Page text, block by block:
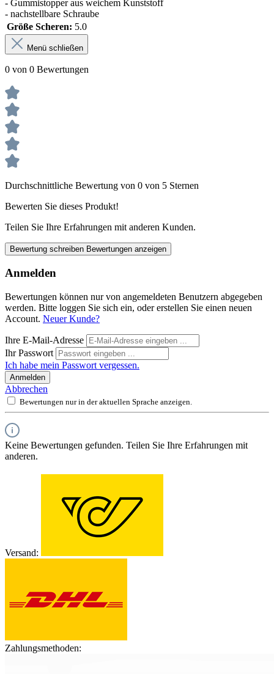
- Gummistopper aus weichem Kunststoff
- nachstellbare Schraube
Größe Scheren: 5.0
Menü schließen
0 von 0 Bewertungen
Durchschnittliche Bewertung von 0 von 5 Sternen
Bewerten Sie dieses Produkt!
Teilen Sie Ihre Erfahrungen mit anderen Kunden.
Bewertung schreiben Bewertungen anzeigen
Anmelden
Bewertungen können nur von angemeldeten Benutzern abgegeben
werden. Bitte loggen Sie sich ein, oder erstellen Sie einen neuen
Account. Neuer Kunde?
Ihre E-Mail-Adresse
Ihr Passwort
Ich habe mein Passwort vergessen.
Anmelden
Abbrechen
Bewertungen nur in der aktuellen Sprache anzeigen.
Keine Bewertungen gefunden. Teilen Sie Ihre Erfahrungen mit
anderen.
Versand:
Zahlungsmethoden: